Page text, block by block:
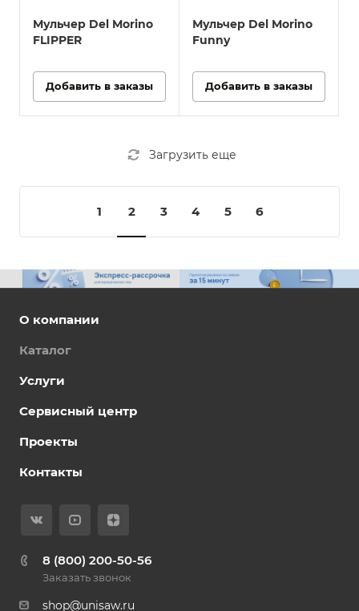
Мульчер Del Morino
FLIPPER
Добавить в заказы
Мульчер Del Morino
Funny
Добавить в заказы
Загрузить еще
1 2 3 4 5 6
О компании
Каталог
Услуги
Сервисный центр
Проекты
Контакты
8 (800) 200-50-56
Заказать звонок
shop@unisaw.ru